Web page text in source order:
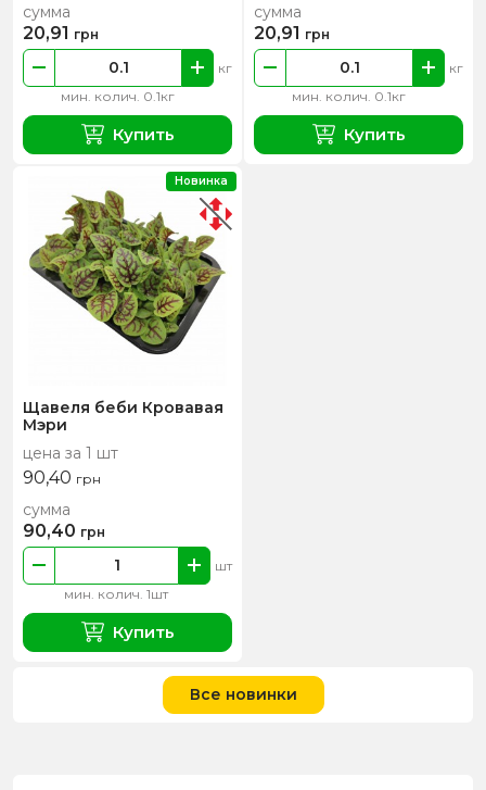
мин. колич. 0.1кг
кг
сумма
20,91 грн
Купить
мин. колич. 0.1кг
кг
сумма
20,91 грн
Купить
Щавеля беби Кровавая
Мэри
цена за 1 шт
90,40 грн
мин. колич. 1шт
шт
сумма
90,40 грн
Купить
Новинка
Все новинки